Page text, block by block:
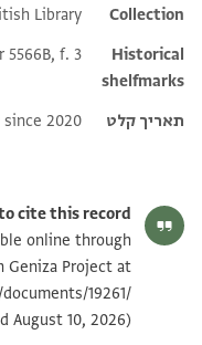
metadata
Collection
Library
Historical
shelfmarks
5566B, f. 3
תאריך קלט since 2020
cite this record:
online through
Geniza Project at
19261/
August 10, 2026).